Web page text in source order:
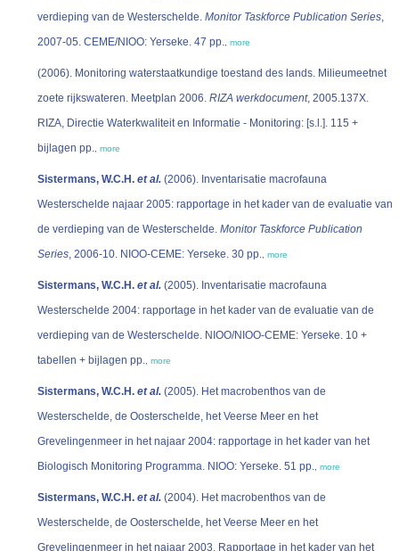
verdieping van de Westerschelde. Monitor Taskforce Publication Series,
2007-05. CEME/NIOO: Yerseke. 47 pp., more
(2006). Monitoring waterstaatkundige toestand des lands. Milieumeetnet
zoete rijkswateren. Meetplan 2006. RIZA werkdocument, 2005.137X.
RIZA, Directie Waterkwaliteit en Informatie - Monitoring: [s.l.]. 115 +
bijlagen pp., more
Sistermans, W.C.H. et al. (2006). Inventarisatie macrofauna
Westerschelde najaar 2005: rapportage in het kader van de evaluatie van
de verdieping van de Westerschelde. Monitor Taskforce Publication
Series
, 2006-10. NIOO-CEME: Yerseke. 30 pp., more
Sistermans, W.C.H. et al. (2005). Inventarisatie macrofauna
Westerschelde 2004: rapportage in het kader van de evaluatie van de
verdieping van de Westerschelde. NIOO/NIOO-CEME: Yerseke. 10 +
tabellen + bijlagen pp., more
Sistermans, W.C.H. et al. (2005). Het macrobenthos van de
Westerschelde, de Oosterschelde, het Veerse Meer en het
Grevelingenmeer in het najaar 2004: rapportage in het kader van het
Biologisch Monitoring Programma. NIOO: Yerseke. 51 pp., more
Sistermans, W.C.H. et al. (2004). Het macrobenthos van de
Westerschelde, de Oosterschelde, het Veerse Meer en het
Grevelingenmeer in het najaar 2003. Rapportage in het kader van het